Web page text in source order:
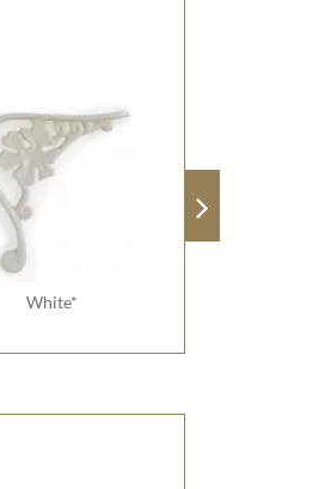
White*